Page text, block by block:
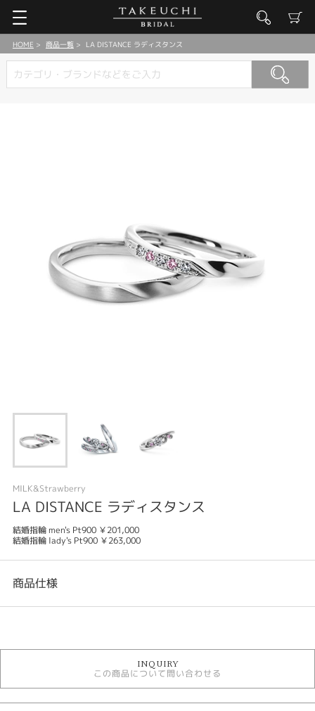
HOME 商品一覧 LA DISTANCE ラディスタンス
MILK&Strawberry
LA DISTANCE ラディスタンス
結婚指輪 men's Pt900 ￥201,000
結婚指輪 lady's Pt900 ￥263,000
商品仕様
結婚指輪
結婚指輪 ピンクダイヤモンド
ミルク＆ストロベリー
ミルク＆ストロベリー ＞ 結婚指輪
INQUIRY
この商品について問い合わせる